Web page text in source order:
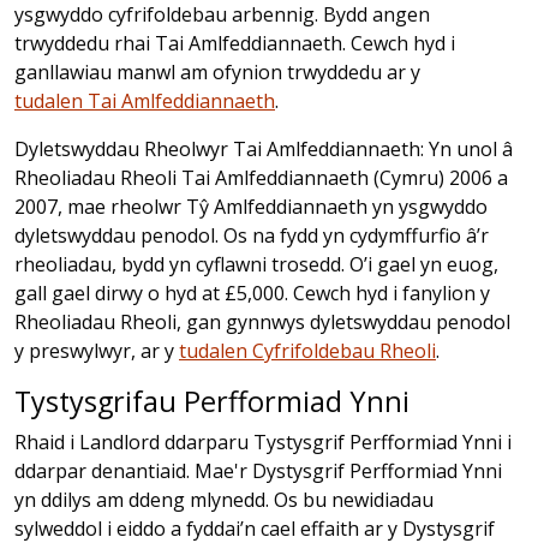
ysgwyddo cyfrifoldebau arbennig. Bydd angen
trwyddedu rhai Tai Amlfeddiannaeth. Cewch hyd i
ganllawiau manwl am ofynion trwyddedu ar y
tudalen Tai Amlfeddiannaeth.
Dyletswyddau Rheolwyr Tai Amlfeddiannaeth: Yn unol â
Rheoliadau Rheoli Tai Amlfeddiannaeth (Cymru) 2006 a
2007, mae rheolwr Tŷ Amlfeddiannaeth yn ysgwyddo
dyletswyddau penodol. Os na fydd yn cydymffurfio â’r
rheoliadau, bydd yn cyflawni trosedd. O’i gael yn euog,
gall gael dirwy o hyd at £5,000. Cewch hyd i fanylion y
Rheoliadau Rheoli, gan gynnwys dyletswyddau penodol
y preswylwyr, ar ytudalen Cyfrifoldebau Rheoli.
Tystysgrifau Perfformiad Ynni
Rhaid i Landlord ddarparu Tystysgrif Perfformiad Ynni i
ddarpar denantiaid. Mae'r Dystysgrif Perfformiad Ynni
yn ddilys am ddeng mlynedd. Os bu newidiadau
sylweddol i eiddo a fyddai’n cael effaith ar y Dystysgrif